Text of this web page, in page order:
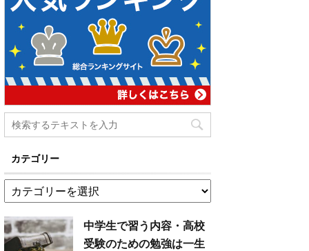
カテゴリー
中学生で習う内容・高校
受験のための勉強は一生